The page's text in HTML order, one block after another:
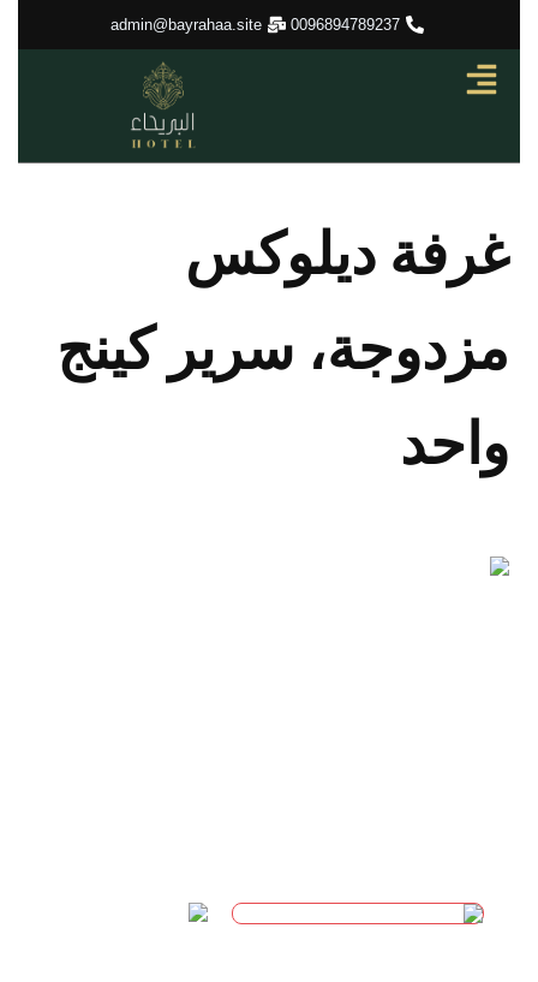
إلى
المحتوى
0096894789237
admin@bayrahaa.site
غرفة ديلوكس
مزدوجة، سرير كينج
واحد